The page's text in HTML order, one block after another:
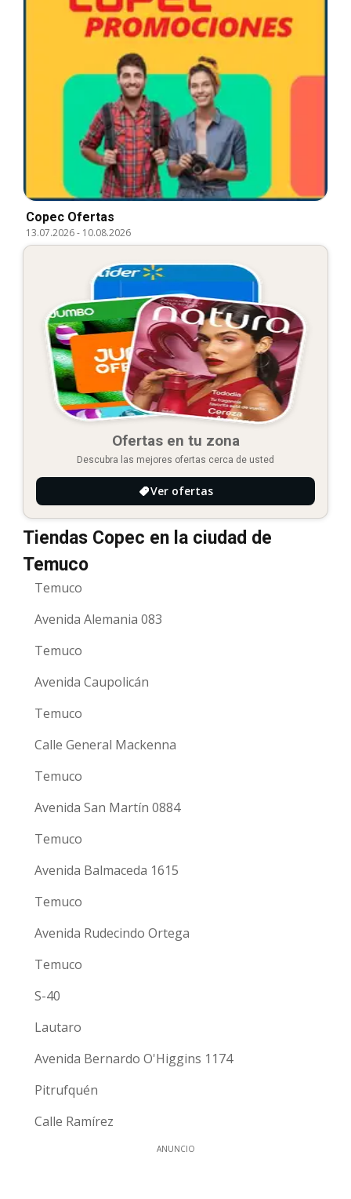
Copec Ofertas
13.07.2026- 10.08.2026
Ofertas en tu zona
Descubra las mejores ofertas cerca de usted
Ver ofertas
Tiendas Copec en la ciudad de
Temuco
Temuco
Avenida Alemania 083
Temuco
Avenida Caupolicán
Temuco
Calle General Mackenna
Temuco
Avenida San Martín 0884
Temuco
Avenida Balmaceda 1615
Temuco
Avenida Rudecindo Ortega
Temuco
S-40
Lautaro
Avenida Bernardo O'Higgins 1174
Pitrufquén
Calle Ramírez
ANUNCIO